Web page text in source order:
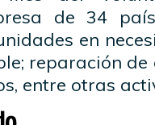
de 34
en
reparación de
entre otras